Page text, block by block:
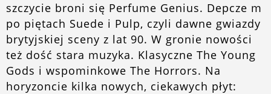
szczycie broni się Perfume Genius. Depcze m
po piętach Suede i Pulp, czyli dawne gwiazdy
brytyjskiej sceny z lat 90. W gronie nowości
też dość stara muzyka. Klasyczne The Young
Gods i wspominkowe The Horrors. Na
horyzoncie kilka nowych, ciekawych płyt: